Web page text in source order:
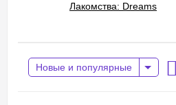
Лакомства: Dreams
Новые и популярные